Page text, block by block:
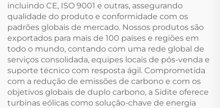
incluindo CE, ISO 9001 e outras, assegurando
qualidade do produto e conformidade com os
padrões globais de mercado. Nossos produtos são
exportados para mais de 100 países e regiões em
todo o mundo, contando com uma rede global de
serviços consolidada, equipes locais de pós-venda e
suporte técnico com resposta ágil. Comprometida
com a redução de emissões de carbono e com os
objetivos globais de duplo carbono, a Sidite oferece
turbinas eólicas como solução-chave de energia